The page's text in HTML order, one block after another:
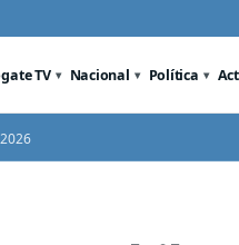
TV Nacional Política